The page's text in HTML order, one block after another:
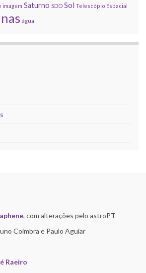
imagem Saturno SDO Sol Telescópio Espacial
água
, com alterações pelo astroPT
Coimbra e Paulo Aguiar
Raeiro